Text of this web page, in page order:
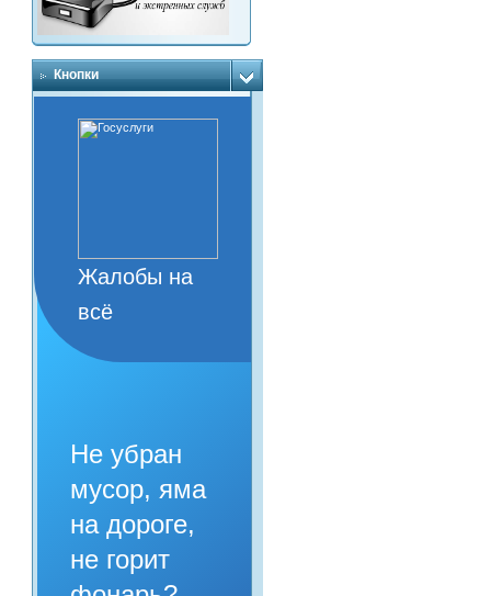
Кнопки
Жалобы на
всё
Не убран
мусор, яма
на дороге,
не горит